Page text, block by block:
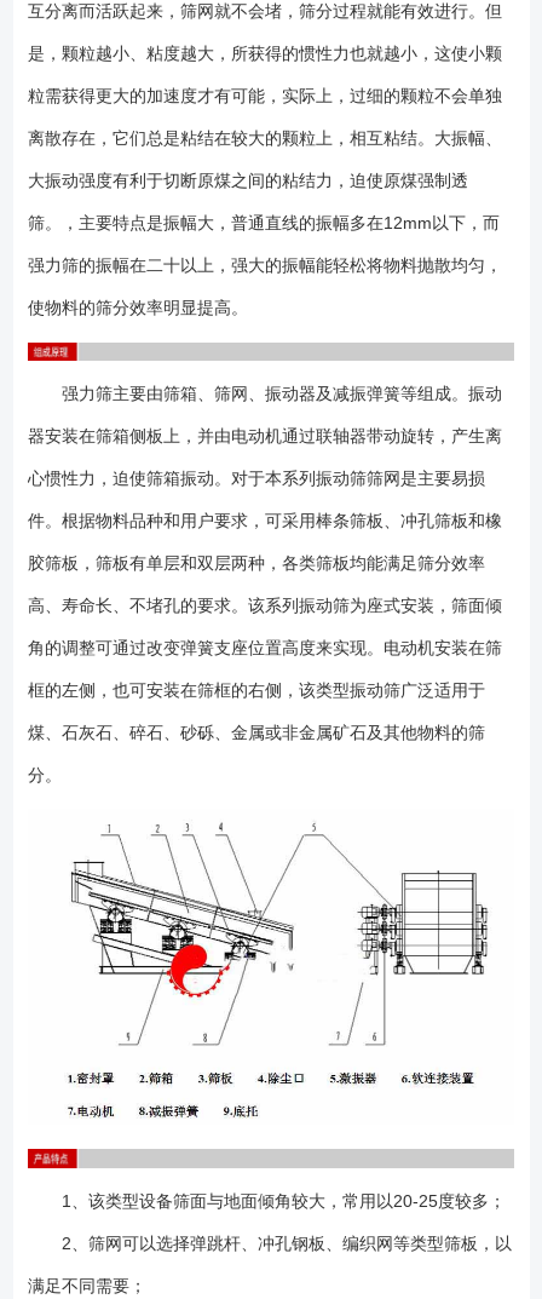
2574036×15二次减振QLS25822500×820020.5单层20-25150-0不限
45821200-35018-2574036×15二次减振QLS251002500× 1000025单层
QLS251252500× 1250031.25单层20-25150-0不限45821260-48018-
25740510×15二次减振QLS28752800× 750021单层20-25150-0不限
45821200-36018-2574036×15二次减振QLS28822800× 820022.96单层
QLS281002800× 1000028单层20-25150-0不限45821250-45018-
2574048×15二次减振QLS281252800× 1250035单层20-25150-0不限
20-25150-0不限45821230-38018-2574036×15二次减振QLS30823000×
820024.6单层20-25150-0不限45821250-42018-2574036×15二次减振
45821300-56018-25740510×15二次减振QLS36823600× 820029.52单
层20-25150-0不限45821300-50018-2574036×15二次减振
2574048×15二次减振QLS361253600× 1250045单层20-25150-0不限
45821360-68018-25740510×15二次减振 1、常用筛网为钢板冲孔或
切勿碰撞； 2、安装前应检查各部件的紧固连接螺栓孔是否相符；
3、安装时不得随意拆卸零部件； 4、安装后激振器应保证横向水
6、调整激振力大小，可满足各种振动设备不同的物料需要； 7、激振
力的调整： （1）卸下风罩，旋松配重块紧固螺栓； （2）同相
量； （3）旋紧螺栓，装回风罩； 1、激振器安装调试完毕，运行
2-7小时，检查各部件是否正常，并对各部位螺栓再紧固； 2、正常使
用时的轴承温度应控制在95度以下，定期检查轴承腔内油量，并按要求及
时补充，以保证润滑脂为轴承容腔的2/3为宜。建议使用二硫化钼复合锂基
脂润滑脂，*好每周检查一次； 3、每半年应维护保养一次，清楚机体
表面积尘、污垢，清洗轴承，检查油封等易损件是否损坏，并及时更
换； 4、每年大修一次，检查轴承磨损情况，并更换腔润滑油。
互分离而活跃起来，筛网就不会堵，筛分过程就能有效进行。但
是，颗粒越小、粘度越大，所获得的惯性力也就越小，这使小颗
粒需获得更大的加速度才有可能，实际上，过细的颗粒不会单独
离散存在，它们总是粘结在较大的颗粒上，相互粘结。大振幅、
大振动强度有利于切断原煤之间的粘结力，迫使原煤强制透
筛。，主要特点是振幅大，普通直线的振幅多在12mm以下，而
强力筛的振幅在二十以上，强大的振幅能轻松将物料抛散均匀，
使物料的筛分效率明显提高。
强力筛主要由筛箱、筛网、振动器及减振弹簧等组成。振动
器安装在筛箱侧板上，并由电动机通过联轴器带动旋转，产生离
心惯性力，迫使筛箱振动。对于本系列振动筛筛网是主要易损
件。根据物料品种和用户要求，可采用棒条筛板、冲孔筛板和橡
胶筛板，筛板有单层和双层两种，各类筛板均能满足筛分效率
高、寿命长、不堵孔的要求。该系列振动筛为座式安装，筛面倾
角的调整可通过改变弹簧支座位置高度来实现。电动机安装在筛
框的左侧，也可安装在筛框的右侧，该类型振动筛广泛适用于
煤、石灰石、碎石、砂砾、金属或非金属矿石及其他物料的筛
分。
1、该类型设备筛面与地面倾角较大，常用以20-25度较多；
2、筛网可以选择弹跳杆、冲孔钢板、编织网等类型筛板，以
满足不同需要；